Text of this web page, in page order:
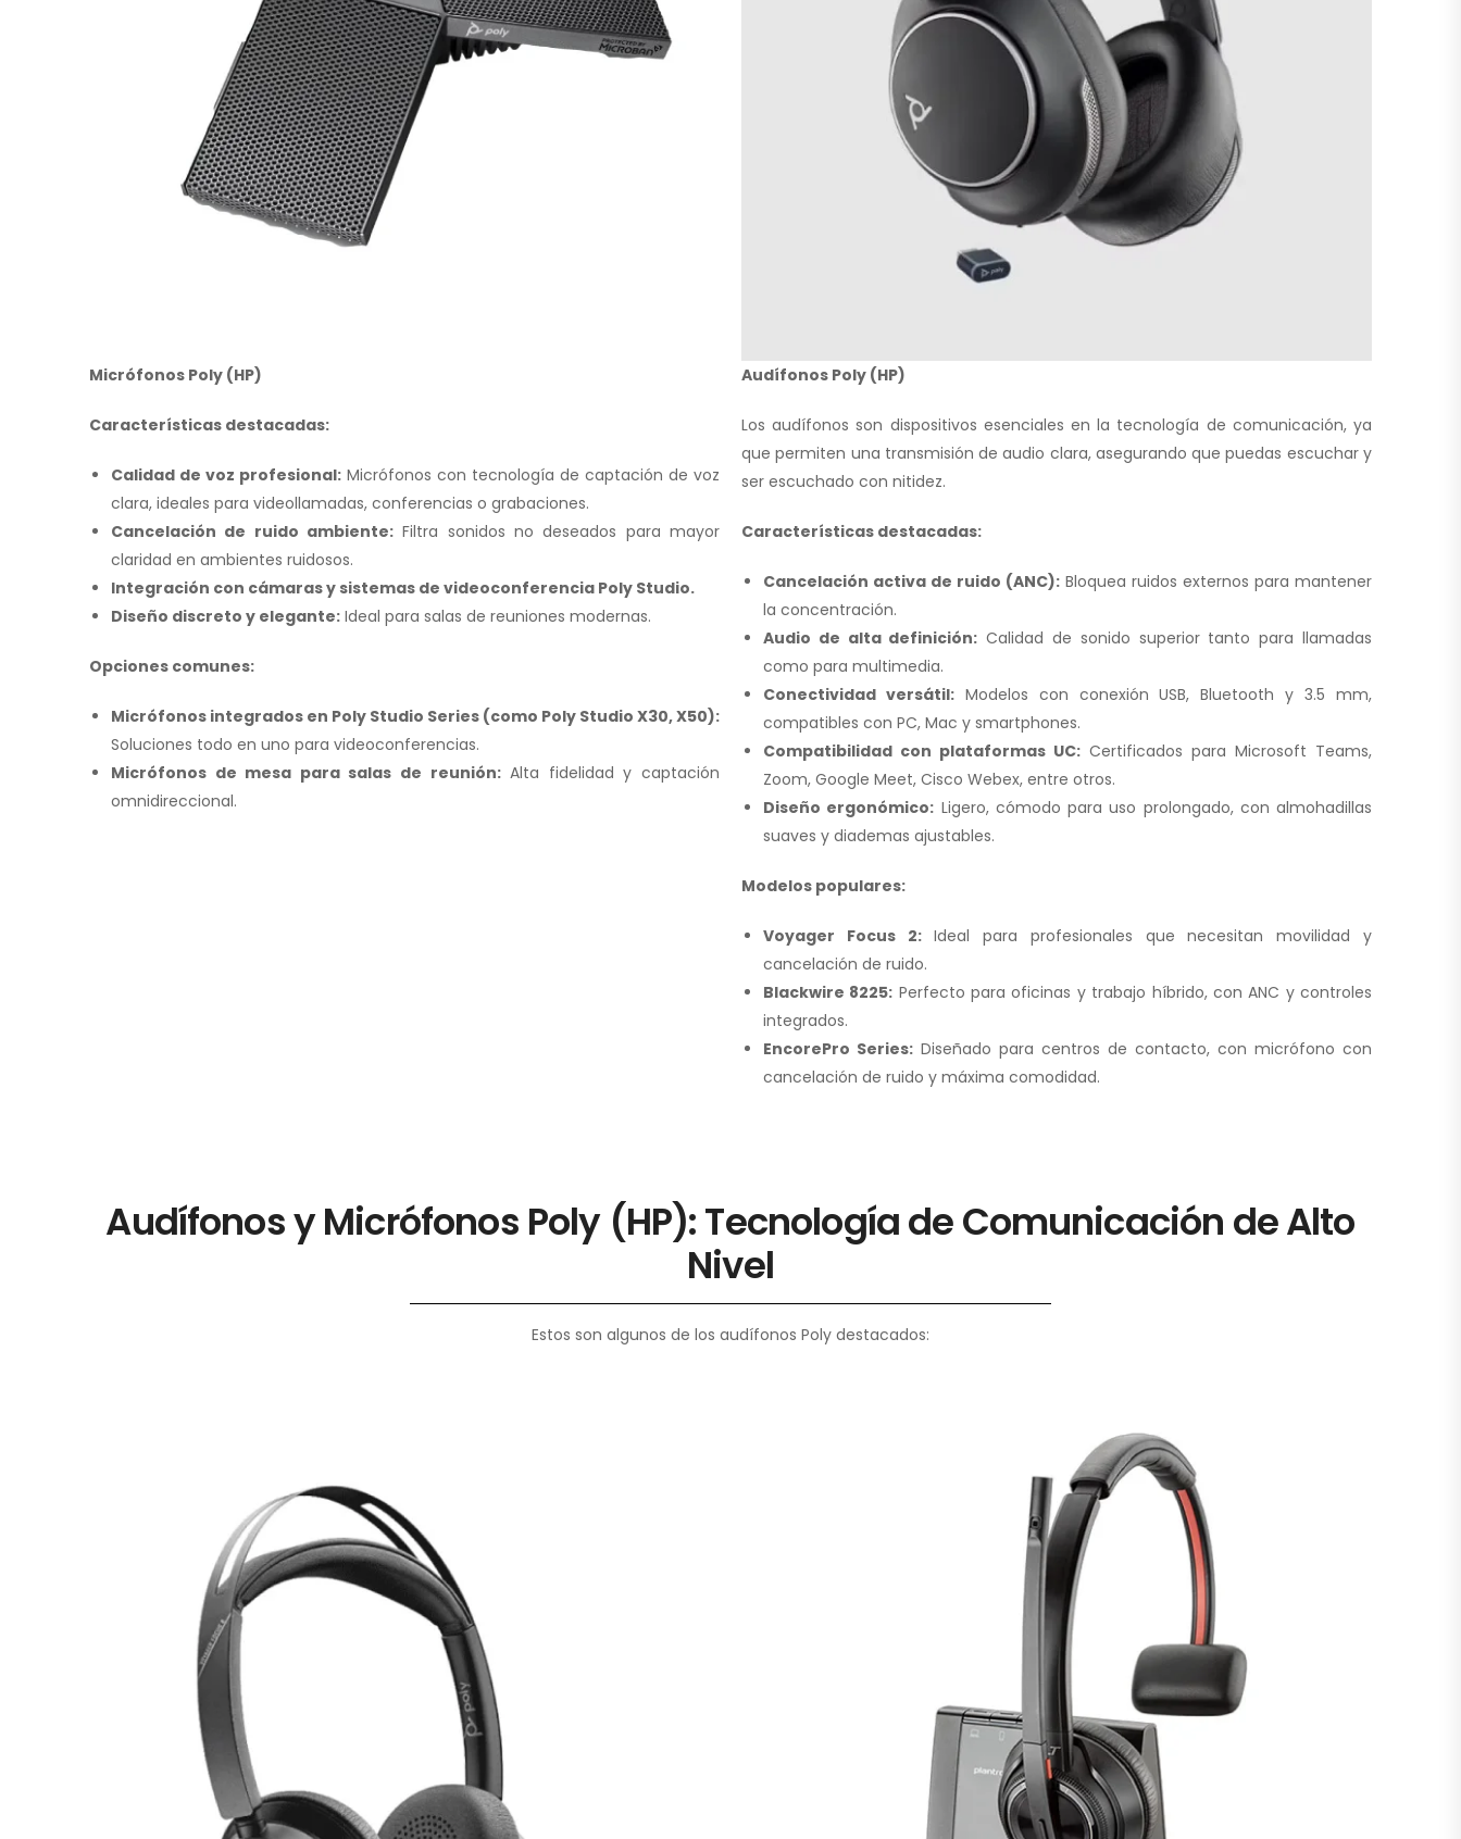
Micrófonos Poly (HP)
Características destacadas:
Calidad de voz profesional: Micrófonos con tecnología de captación de voz
clara, ideales para videollamadas, conferencias o grabaciones.
Cancelación de ruido ambiente: Filtra sonidos no deseados para mayor
claridad en ambientes ruidosos.
Integración con cámaras y sistemas de videoconferencia Poly Studio.
Diseño discreto y elegante: Ideal para salas de reuniones modernas.
Opciones comunes:
Micrófonos integrados en Poly Studio Series (como Poly Studio X30, X50):
Soluciones todo en uno para videoconferencias.
Micrófonos de mesa para salas de reunión:Alta fidelidad y captación
omnidireccional.
Audífonos Poly (HP)
Los audífonos son dispositivos esenciales en la tecnología de comunicación, ya
que permiten una transmisión de audio clara, asegurando que puedas escuchar y
ser escuchado con nitidez.
Características destacadas:
Cancelación activa de ruido (ANC): Bloquea ruidos externos para mantener
la concentración.
Audio de alta definición: Calidad de sonido superior tanto para llamadas
como para multimedia.
Conectividad versátil:Modelos con conexión USB, Bluetooth y 3.5 mm,
compatibles con PC, Mac y smartphones.
Compatibilidad con plataformas UC: Certificados para Microsoft Teams,
Zoom, Google Meet, Cisco Webex, entre otros.
Diseño ergonómico: Ligero, cómodo para uso prolongado, con almohadillas
suaves y diademas ajustables.
Modelos populares:
Voyager Focus 2:Ideal para profesionales que necesitan movilidad y
cancelación de ruido.
Blackwire 8225: Perfecto para oficinas y trabajo híbrido, con ANC y controles
integrados.
EncorePro Series: Diseñado para centros de contacto, con micrófono con
cancelación de ruido y máxima comodidad.
Audífonos y Micrófonos Poly (HP): Tecnología de Comunicación de Alto
Nivel
Estos son algunos de los audífonos Poly destacados: